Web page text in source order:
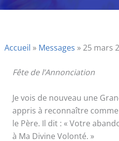
Accueil » Messages »25 mars
Fête de l’Annonciation
Je vois de nouveau une
appris à reconnaître
le Père. Il dit : « Votre
à Ma Divine Volonté. »